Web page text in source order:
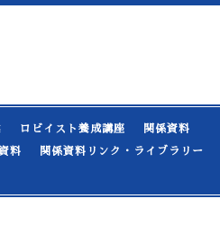
ロビイスト養成講座 関係資料
料 関係資料リンク・ライブラリー